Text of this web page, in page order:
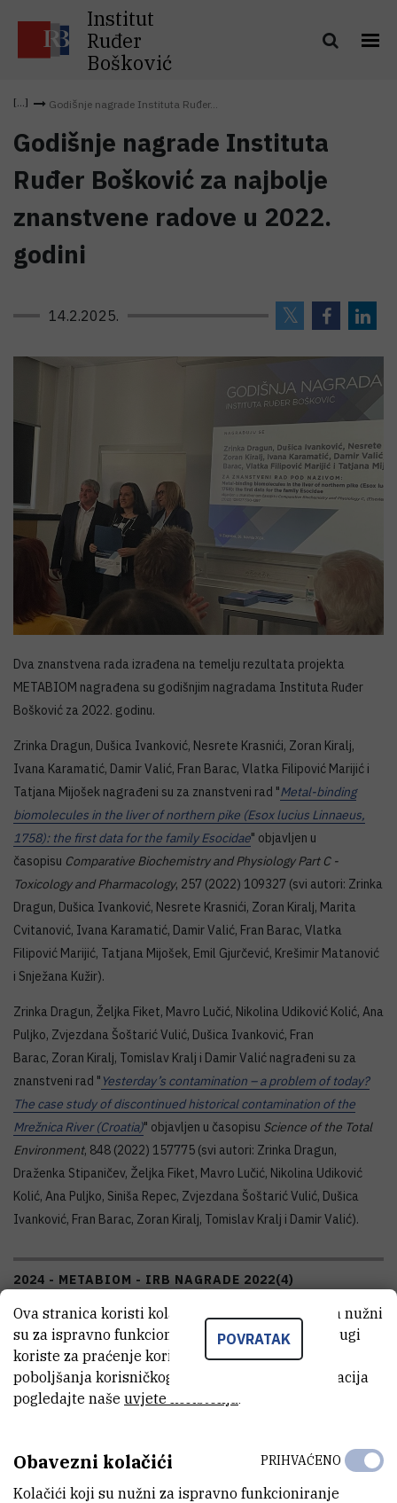
Institut
Ruđer
Bošković
Godišnje nagrade Instituta Ruđer...
Godišnje nagrade Instituta
Ruđer Bošković za najbolje
znanstvene radove u 2022.
godini
14.2.2025.
Dva znanstvena rada izrađena na temelju rezultata projekta
METABIOM nagrađena su godišnjim nagradama Instituta Ruđer
Bošković za 2022. godinu.
Zrinka Dragun, Dušica Ivanković, Nesrete Krasnići, Zoran Kiralj,
Ivana Karamatić, Damir Valić, Fran Barac, Vlatka Filipović Marijić i
Tatjana Mijošek nagrađeni su za znanstveni rad "Metal-binding
biomolecules in the liver of northern pike (Esox lucius Linnaeus,
1758): the first data for the family Esocidae" objavljen u
časopisu Comparative Biochemistry and Physiology Part C -
Toxicology and Pharmacology, 257 (2022) 109327 (svi autori: Zrinka
Dragun, Dušica Ivanković, Nesrete Krasnići, Zoran Kiralj, Marita
Cvitanović, Ivana Karamatić, Damir Valić, Fran Barac, Vlatka
Filipović Marijić, Tatjana Mijošek, Emil Gjurčević, Krešimir Matanović
i Snježana Kužir).
Zrinka Dragun, Željka Fiket, Mavro Lučić, Nikolina Udiković Kolić, Ana
Puljko, Zvjezdana Šoštarić Vulić, Dušica Ivanković, Fran
Barac, Zoran Kiralj, Tomislav Kralj i Damir Valić nagrađeni su za
znanstveni rad " Yesterday’s contamination – a problem of today?
The case study of discontinued historical contamination of the
Mrežnica River (Croatia)" objavljen u časopisu Science of the Total
Environment, 848 (2022) 157775 (svi autori: Zrinka Dragun,
Draženka Stipaničev, Željka Fiket, Mavro Lučić, Nikolina Udiković
Kolić, Ana Puljko, Siniša Repec, Zvjezdana Šoštarić Vulić, Dušica
Ivanković, Fran Barac, Zoran Kiralj, Tomislav Kralj i Damir Valić).
2024 - METABIOM - IRB NAGRADE 2022(4)
Pogledaj galeriju →
POVRATAK
Ova stranica koristi kolačiće. Neki od tih kolačića nužni
su za ispravno funkcioniranje stranice, dok se drugi
koriste za praćenje korištenja stranice radi
poboljšanja korisničkog iskustva. Za više informacija
pogledajte naše uvjete korištenja
Obavezni kolačići
Kolačići koji su nužni za ispravno funkcioniranje
PRIHVAĆENO